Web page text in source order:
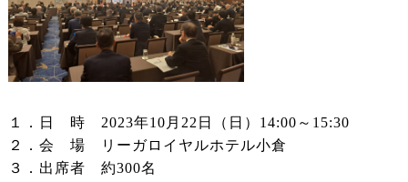
１．日 時 2023年10月22日（日）14:00～15:30
２．会 場 リーガロイヤルホテル小倉
３．出席者 約300名